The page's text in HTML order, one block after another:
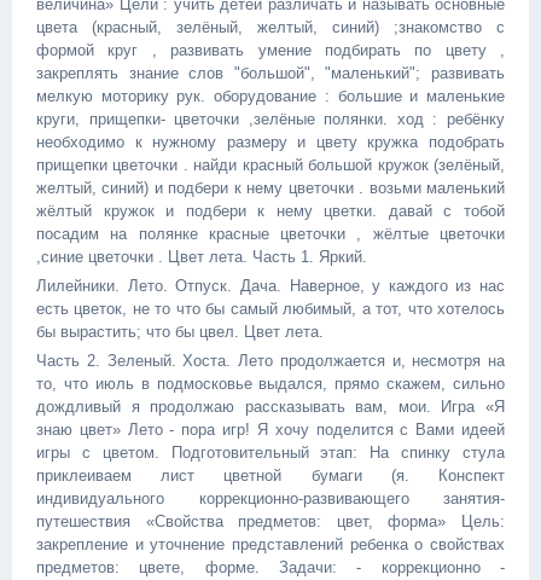
величина» Цели : учить детей различать и называть основные
цвета (красный, зелёный, желтый, синий) ;знакомство с
формой круг , развивать умение подбирать по цвету ,
закреплять знание слов "большой", "маленький"; развивать
мелкую моторику рук. оборудование : большие и маленькие
круги, прищепки- цветочки ,зелёные полянки. ход : ребёнку
необходимо к нужному размеру и цвету кружка подобрать
прищепки цветочки . найди красный большой кружок (зелёный,
желтый, синий) и подбери к нему цветочки . возьми маленький
жёлтый кружок и подбери к нему цветки. давай с тобой
посадим на полянке красные цветочки , жёлтые цветочки
,синие цветочки . Цвет лета. Часть 1. Яркий.
Лилейники. Лето. Отпуск. Дача. Наверное, у каждого из нас
есть цветок, не то что бы самый любимый, а тот, что хотелось
бы вырастить; что бы цвел. Цвет лета.
Часть 2. Зеленый. Хоста. Лето продолжается и, несмотря на
то, что июль в подмосковье выдался, прямо скажем, сильно
дождливый я продолжаю рассказывать вам, мои. Игра «Я
знаю цвет» Лето - пора игр! Я хочу поделится с Вами идеей
игры с цветом. Подготовительный этап: На спинку стула
приклеиваем лист цветной бумаги (я. Конспект
индивидуального коррекционно-развивающего занятия-
путешествия «Свойства предметов: цвет, форма» Цель:
закрепление и уточнение представлений ребенка о свойствах
предметов: цвете, форме. Задачи: - коррекционно -